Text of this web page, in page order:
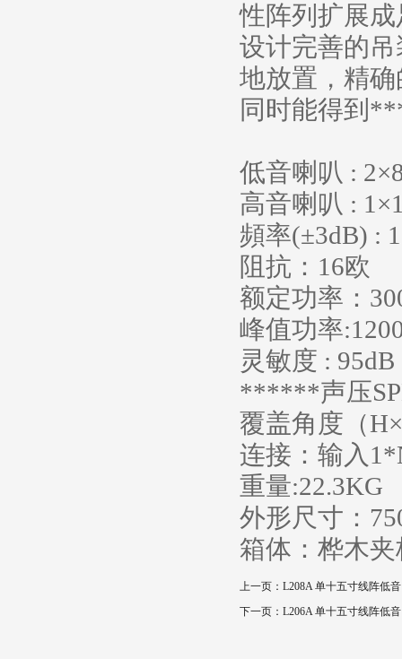
性阵列扩展
设计完善的
地放置，精
同时能得到
低音喇叭 :
高音喇叭 :
頻率(±3dB) :
阻抗：16欧
额定功率：
峰值功率
灵敏度 :
******声压
覆盖角度（
连接：输入
重量:22.3KG
外形尺寸：
箱体：桦木
上一页： L208A 单十五寸线阵低音
下一页： L206A 单十五寸线阵低音